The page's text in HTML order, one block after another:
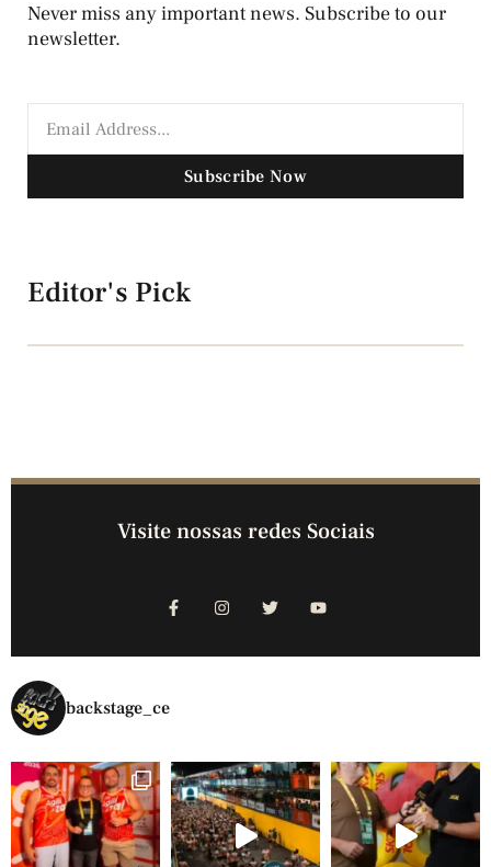
Never miss any important news. Subscribe to our
newsletter.
Subscribe Now
Editor's Pick
Visite nossas redes Sociais
backstage_ce